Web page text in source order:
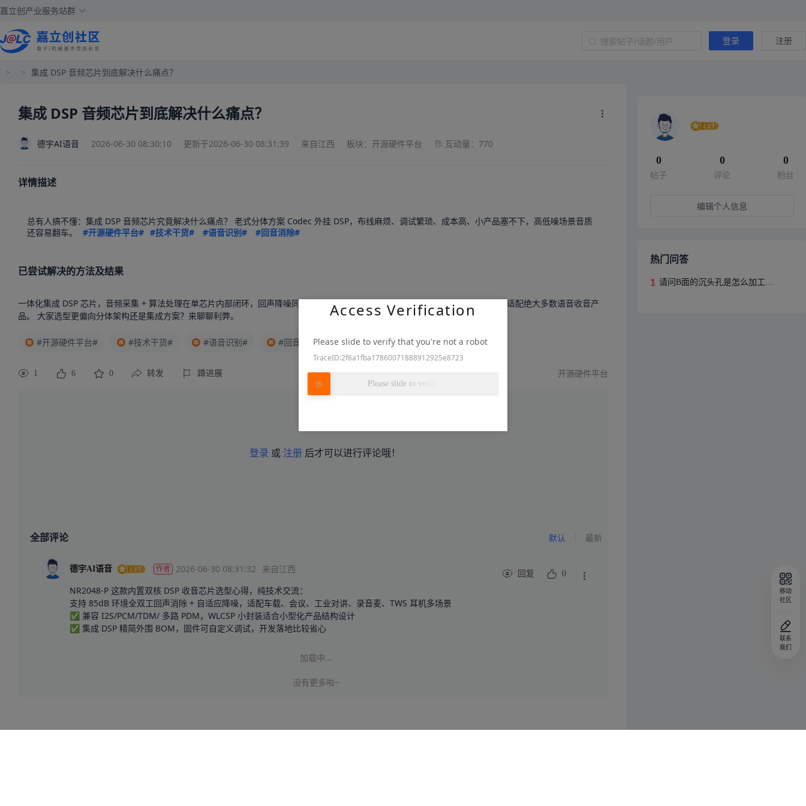
嘉立创产业服务站群
登录 注册
> > 集成 DSP 音频芯片到底解决什么痛点？
集成 DSP 音频芯片到底解决什么痛点？
德宇AI语音 2026-06-30 08:30:10 更新于2026-06-30 08:31:39 来自江西 板块：开源硬件平台 互动量：770
详情描述
总有人搞不懂：集成 DSP 音频芯片究竟解决什么痛点？ 老式分体方案 Codec 外挂 DSP，布线麻烦、调试繁琐、成本高、小产品塞不下，高低噪场景音质
还容易翻车。
#开源硬件平台# #技术干货# #语音识别# #回音消除#
已尝试解决的方法及结果
一体化集成 DSP 芯片，音频采集 + 算法处理在单芯片内部闭环，回声降噪同步性更好、外围极简、省 BOM、更容易做小型化产品，适配绝大多数语音收音产
品。 大家选型更偏向分体架构还是集成方案？来聊聊利弊。
#开源硬件平台# #技术干货# #语音识别# #回音消除#
1 6 0 转发 蹲进展 开源硬件平台
登录 或 注册 后才可以进行评论哦！
全部评论 默认 最新
德宇AI语音 作者 2026-06-30 08:31:32 来自江西 回复 0
NR2048-P 这款内置双核 DSP 收音芯片选型心得，纯技术交流：
支持 85dB 环境全双工回声消除 + 自适应降噪，适配车载、会议、工业对讲、录音麦、TWS 耳机多场景
✅ 兼容 I2S/PCM/TDM/ 多路 PDM，WLCSP 小封装适合小型化产品结构设计
✅ 集成 DSP 精简外围 BOM，固件可自定义调试，开发落地比较省心
加载中...
没有更多啦~
0
帖子
0
评论
0
粉丝
编辑个人信息
热门问答
请问B面的沉头孔是怎么加工出来的呢？
移动
社区
联系
我们
Access Verification
Please slide to verify that you're not a robot
TraceID:2f6a1fba17860071888912925e8723
Please slide to verify